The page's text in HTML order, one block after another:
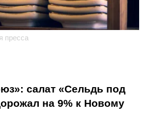
пресса
салат «Сельдь под
на 9% к Новому